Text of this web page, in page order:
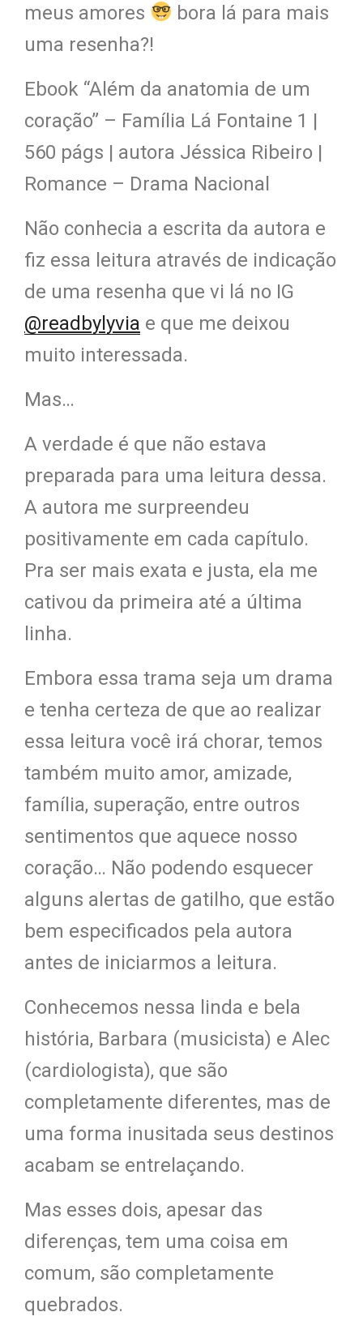
meus amores
bora lá para mais
uma resenha?!
Ebook “Além da anatomia de um
coração” – Família Lá Fontaine 1 |
560 págs | autora Jéssica Ribeiro |
Romance – Drama Nacional
Não conhecia a escrita da autora e
fiz essa leitura através de indicação
de uma resenha que vi lá no IG
@readbylyvia e que me deixou
muito interessada.
Mas…
A verdade é que não estava
preparada para uma leitura dessa.
A autora me surpreendeu
positivamente em cada capítulo.
Pra ser mais exata e justa, ela me
cativou da primeira até a última
linha.
Embora essa trama seja um drama
e tenha certeza de que ao realizar
essa leitura você irá chorar, temos
também muito amor, amizade,
família, superação, entre outros
sentimentos que aquece nosso
coração… Não podendo esquecer
alguns alertas de gatilho, que estão
bem especificados pela autora
antes de iniciarmos a leitura.
Conhecemos nessa linda e bela
história, Barbara (musicista) e Alec
(cardiologista), que são
completamente diferentes, mas de
uma forma inusitada seus destinos
acabam se entrelaçando.
Mas esses dois, apesar das
diferenças, tem uma coisa em
comum, são completamente
quebrados.